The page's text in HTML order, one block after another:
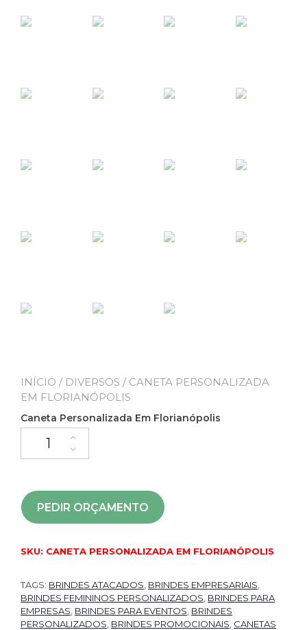
INÍCIO / DIVERSOS / CANETA PERSONALIZADA
EM FLORIANÓPOLIS
Caneta Personalizada Em Florianópolis
PEDIR ORÇAMENTO
SKU: CANETA PERSONALIZADA EM FLORIANÓPOLIS
TAGS: BRINDES ATACADOS BRINDES EMPRESARIAIS
BRINDES FEMININOS PERSONALIZADOS BRINDES PARA
EMPRESAS BRINDES PARA EVENTOS BRINDES
PERSONALIZADOS BRINDES PROMOCIONAIS CANETAS